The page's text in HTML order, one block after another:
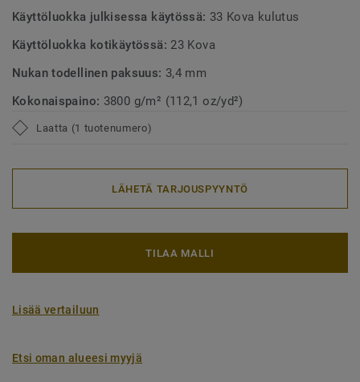
Käyttöluokka julkisessa käytössä: 33 Kova kulutus
Käyttöluokka kotikäytössä: 23 Kova
Nukan todellinen paksuus: 3,4 mm
Kokonaispaino: 3800 g/m² (112,1 oz/yd²)
Laatta (1 tuotenumero)
LÄHETÄ TARJOUSPYYNTÖ
TILAA MALLI
Lisää vertailuun
Etsi oman alueesi myyjä